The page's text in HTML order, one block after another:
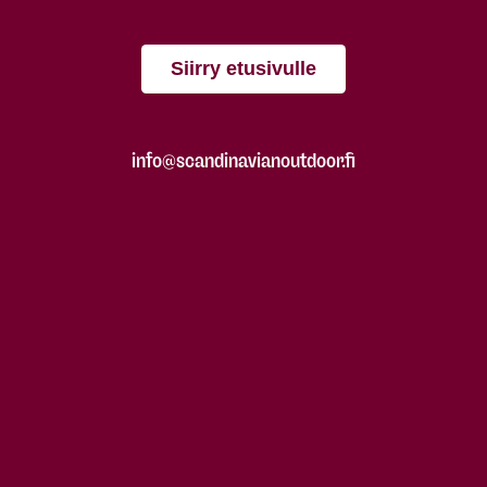
Siirry etusivulle
info@scandinavianoutdoor.fi